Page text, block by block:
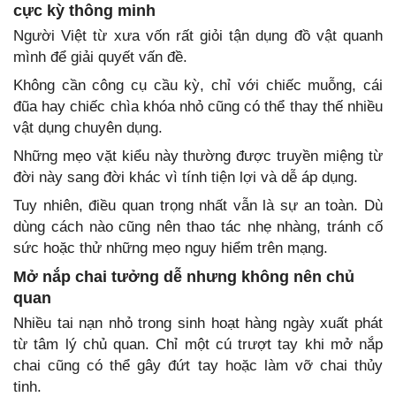
cực kỳ thông minh
Người Việt từ xưa vốn rất giỏi tận dụng đồ vật quanh
mình để giải quyết vấn đề.
Không cần công cụ cầu kỳ, chỉ với chiếc muỗng, cái
đũa hay chiếc chìa khóa nhỏ cũng có thể thay thế nhiều
vật dụng chuyên dụng.
Những mẹo vặt kiểu này thường được truyền miệng từ
đời này sang đời khác vì tính tiện lợi và dễ áp dụng.
Tuy nhiên, điều quan trọng nhất vẫn là sự an toàn. Dù
dùng cách nào cũng nên thao tác nhẹ nhàng, tránh cố
sức hoặc thử những mẹo nguy hiểm trên mạng.
Mở nắp chai tưởng dễ nhưng không nên chủ
quan
Nhiều tai nạn nhỏ trong sinh hoạt hàng ngày xuất phát
từ tâm lý chủ quan. Chỉ một cú trượt tay khi mở nắp
chai cũng có thể gây đứt tay hoặc làm vỡ chai thủy
tinh.